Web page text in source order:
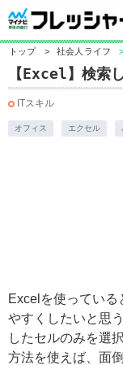
トップ > 社会人ライフ >
【Excel】検索
ITスキル
オフィス エクセル
Excelを使っている
やすくしたいと思
したセルのみを選
方法を使えば、面